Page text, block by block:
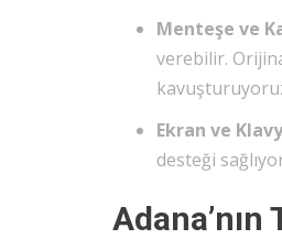
Menteşe ve
verebilir.
Ekran ve
desteği
Adana’nın